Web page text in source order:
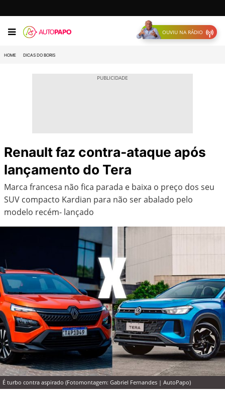
OUVIU NA RÁDIO
HOME DICAS DO BORIS
Renault faz contra-ataque após
lançamento do Tera
Marca francesa não fica parada e baixa o preço dos seu
SUV compacto Kardian para não ser abalado pelo
modelo recém- lançado
É turbo contra aspirado (Fotomontagem: Gabriel Fernandes | AutoPapo)